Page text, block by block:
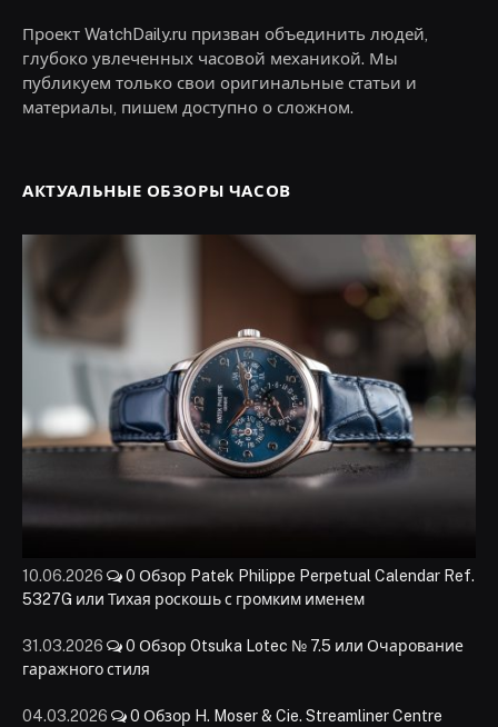
Проект WatchDaily.ru призван объединить людей,
глубоко увлеченных часовой механикой. Мы
публикуем только свои оригинальные статьи и
материалы, пишем доступно о сложном.
АКТУАЛЬНЫЕ ОБЗОРЫ ЧАСОВ
10.06.2026 0 Обзор Patek Philippe Perpetual Calendar Ref.
5327G или Тихая роскошь с громким именем
31.03.2026 0 Обзор Otsuka Lotec № 7.5 или Очарование
гаражного стиля
04.03.2026 0 Обзор H. Moser & Cie. Streamliner Centre